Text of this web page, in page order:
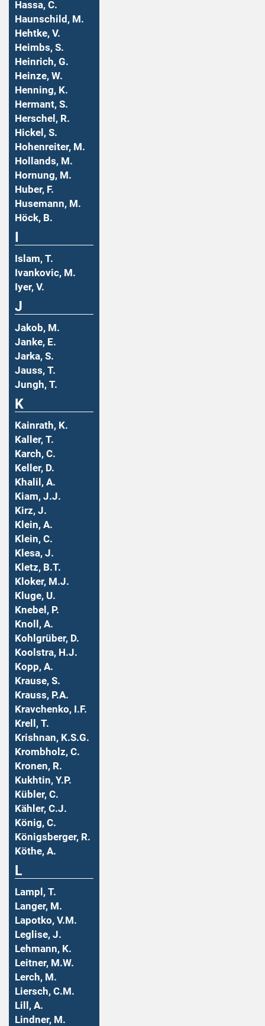
Hassa, C.
Haunschild, M.
Hehtke, V.
Heimbs, S.
Heinrich, G.
Heinze, W.
Henning, K.
Hermant, S.
Herschel, R.
Hickel, S.
Hohenreiter, M.
Hollands, M.
Hornung, M.
Huber, F.
Husemann, M.
Höck, B.
Islam, T.
Ivankovic, M.
Iyer, V.
J
Jakob, M.
Janke, E.
Jarka, S.
Jauss, T.
Jungh, T.
K
Kainrath, K.
Kaller, T.
Karch, C.
Keller, D.
Khalil, A.
Kiam, J.J.
Kirz, J.
Klein, A.
Klein, C.
Klesa, J.
Kletz, B.T.
Kloker, M.J.
Kluge, U.
Knebel, P.
Knoll, A.
Kohlgrüber, D.
Koolstra, H.J.
Kopp, A.
Krause, S.
Krauss, P.A.
Kravchenko, I.F.
Krell, T.
Krishnan, K.S.G.
Krombholz, C.
Kronen, R.
Kukhtin, Y.P.
Kübler, C.
Kähler, C.J.
König, C.
Königsberger, R.
Köthe, A.
L
Lampl, T.
Langer, M.
Lapotko, V.M.
Leglise, J.
Lehmann, K.
Leitner, M.W.
Lerch, M.
Liersch, C.M.
Lill, A.
Lindner, M.